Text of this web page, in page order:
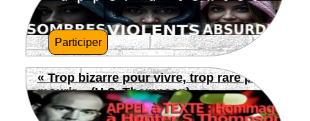
Participer
« Trop bizarre pour vivre, trop rare pour
mourir » (H.S. Thompson)